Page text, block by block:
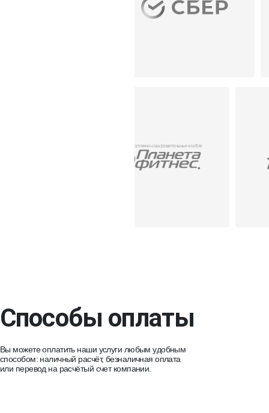
Способы оплаты
Вы можете оплатить наши услуги любым удобным
способом: наличный расчёт, безналичная оплата
или перевод на расчётый счет компании.